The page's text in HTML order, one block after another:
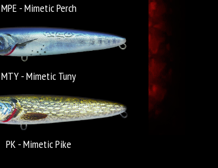
MPE - Mimetic Perch
MTY - Mimetic Tuny
PK - Mimetic Pike